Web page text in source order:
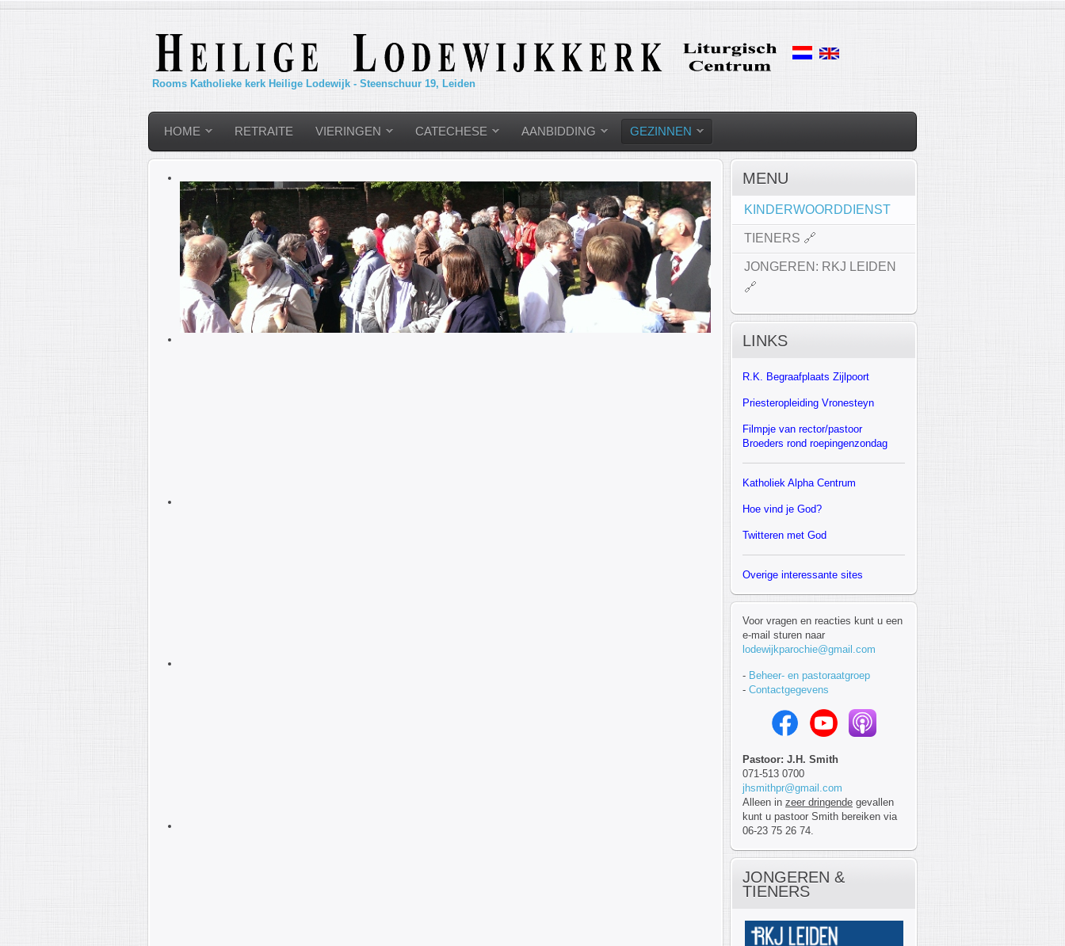
Rooms Katholieke kerk Heilige Lodewijk - Steenschuur 19, Leiden
HOME RETRAITE VIERINGEN CATECHESE AANBIDDING GEZINNEN
MENU
KINDERWOORDDIENST
TIENERS 🔗
JONGEREN: RKJ LEIDEN
🔗
LINKS
R.K. Begraafplaats Zijlpoort
Priesteropleiding Vronesteyn
Filmpje van rector/pastoor
Broeders rond roepingenzondag
Katholiek Alpha Centrum
Hoe vind je God?
Twitteren met God
Overige interessante sites
Voor vragen en reacties kunt u een
e-mail sturen naar
lodewijkparochie@gmail.com
- Beheer- en pastoraatgroep
- Contactgegevens
Pastoor: J.H. Smith
071-513 0700
jhsmithpr@gmail.com
Alleen in zeer dringende gevallen
kunt u pastoor Smith bereiken via
06-23 75 26 74.
JONGEREN &
TIENERS